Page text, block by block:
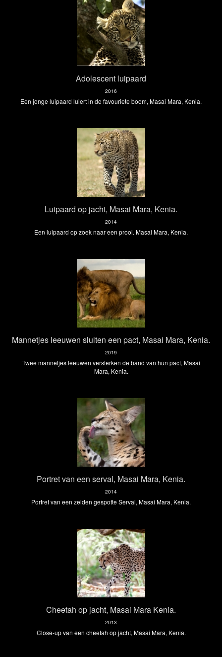
Adolescent luipaard
2016
Een jonge luipaard luiert in de favouriete boom, Masai Mara, Kenia.
Luipaard op jacht, Masai Mara, Kenia.
2014
Een luipaard op zoek naar een prooi. Masai Mara, Kenia.
Mannetjes leeuwen sluiten een pact, Masai Mara, Kenia.
2019
Twee mannetjes leeuwen versterken de band van hun pact, Masai
Mara, Kenia.
Portret van een serval, Masai Mara, Kenia.
2014
Portret van een zelden gespotte Serval, Masai Mara, Kenia.
Cheetah op jacht, Masai Mara Kenia.
2013
Close-up van een cheetah op jacht, Masai Mara, Kenia.